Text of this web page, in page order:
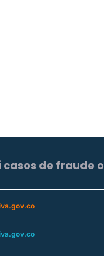
de fraude o